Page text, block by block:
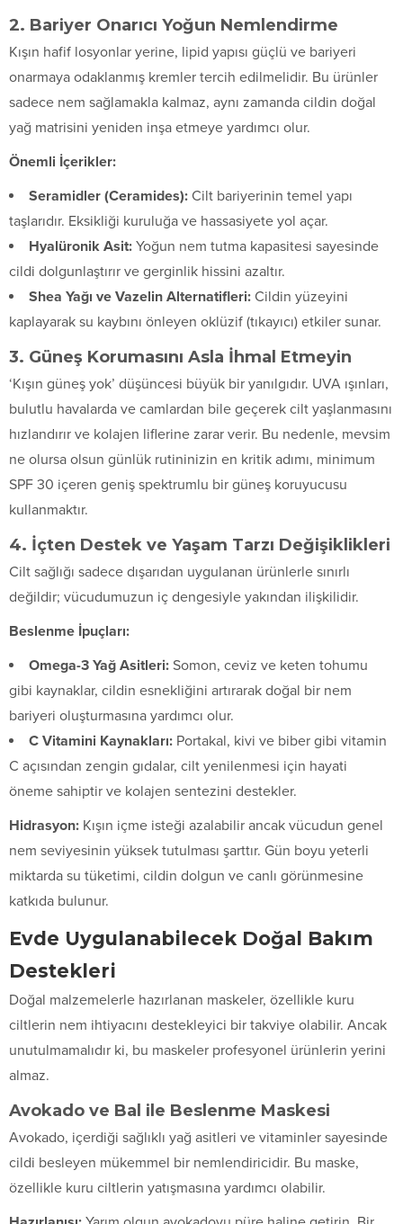
2. Bariyer Onarıcı Yoğun Nemlendirme
Kışın hafif losyonlar yerine, lipid yapısı güçlü ve bariyeri
onarmaya odaklanmış kremler tercih edilmelidir. Bu ürünler
sadece nem sağlamakla kalmaz, aynı zamanda cildin doğal
yağ matrisini yeniden inşa etmeye yardımcı olur.
Önemli İçerikler:
Seramidler (Ceramides): Cilt bariyerinin temel yapı
taşlarıdır. Eksikliği kuruluğa ve hassasiyete yol açar.
Hyalüronik Asit: Yoğun nem tutma kapasitesi sayesinde
cildi dolgunlaştırır ve gerginlik hissini azaltır.
Shea Yağı ve Vazelin Alternatifleri: Cildin yüzeyini
kaplayarak su kaybını önleyen oklüzif (tıkayıcı) etkiler sunar.
3. Güneş Korumasını Asla İhmal Etmeyin
‘Kışın güneş yok’ düşüncesi büyük bir yanılgıdır. UVA ışınları,
bulutlu havalarda ve camlardan bile geçerek cilt yaşlanmasını
hızlandırır ve kolajen liflerine zarar verir. Bu nedenle, mevsim
ne olursa olsun günlük rutininizin en kritik adımı, minimum
SPF 30 içeren geniş spektrumlu bir güneş koruyucusu
kullanmaktır.
4. İçten Destek ve Yaşam Tarzı Değişiklikleri
Cilt sağlığı sadece dışarıdan uygulanan ürünlerle sınırlı
değildir; vücudumuzun iç dengesiyle yakından ilişkilidir.
Beslenme İpuçları:
Omega-3 Yağ Asitleri: Somon, ceviz ve keten tohumu
gibi kaynaklar, cildin esnekliğini artırarak doğal bir nem
bariyeri oluşturmasına yardımcı olur.
C Vitamini Kaynakları: Portakal, kivi ve biber gibi vitamin
C açısından zengin gıdalar, cilt yenilenmesi için hayati
öneme sahiptir ve kolajen sentezini destekler.
Hidrasyon: Kışın içme isteği azalabilir ancak vücudun genel
nem seviyesinin yüksek tutulması şarttır. Gün boyu yeterli
miktarda su tüketimi, cildin dolgun ve canlı görünmesine
katkıda bulunur.
Evde Uygulanabilecek Doğal Bakım
Destekleri
Doğal malzemelerle hazırlanan maskeler, özellikle kuru
ciltlerin nem ihtiyacını destekleyici bir takviye olabilir. Ancak
unutulmamalıdır ki, bu maskeler profesyonel ürünlerin yerini
almaz.
Avokado ve Bal ile Beslenme Maskesi
Avokado, içerdiği sağlıklı yağ asitleri ve vitaminler sayesinde
cildi besleyen mükemmel bir nemlendiricidir. Bu maske,
özellikle kuru ciltlerin yatışmasına yardımcı olabilir.